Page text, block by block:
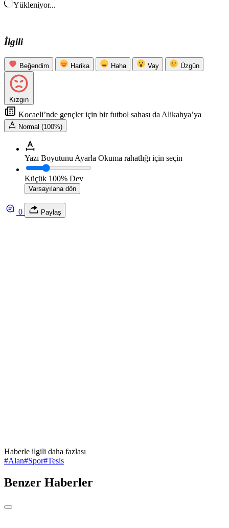
Yükleniyor...
İlgili
Beğendim Harika Haha Vay Üzgün
Kızgın
Kocaeli’nde gençler için bir futbol sahası da Alikahya’ya
Normal (100%)
Yazı Boyutunu Ayarla Okuma rahatlığı için seçin
Küçük 100% Dev
Varsayılana dön
0 Paylaş
Haberle ilgili daha fazlası
#Alan#Spor#Tesis
Benzer Haberler